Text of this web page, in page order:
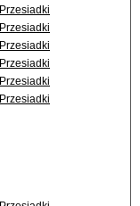
Przesiadki
Przesiadki
Przesiadki
Przesiadki
Przesiadki
Przesiadki